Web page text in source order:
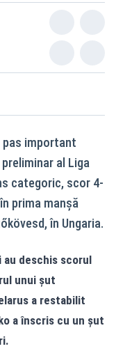
pas important
al Liga
categoric, scor 4-
prima manșă
în Ungaria.
deschis scorul
unui șut
a restabilit
a înscris cu un șut